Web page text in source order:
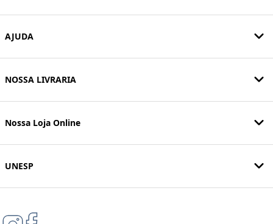
AJUDA
NOSSA LIVRARIA
Nossa Loja Online
UNESP